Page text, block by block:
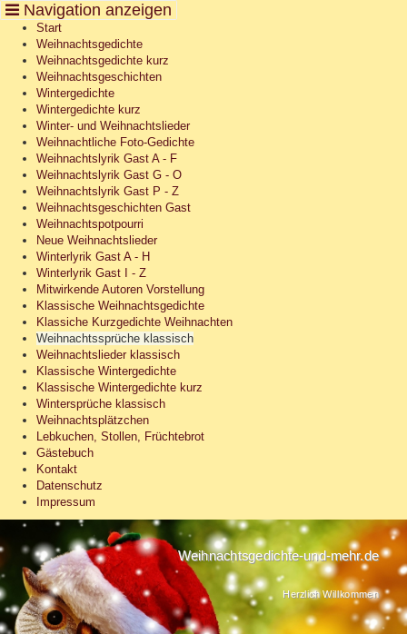
Start
Weihnachtsgedichte
Weihnachtsgedichte kurz
Weihnachtsgeschichten
Wintergedichte
Wintergedichte kurz
Winter- und Weihnachtslieder
Weihnachtliche Foto-Gedichte
Weihnachtslyrik Gast A - F
Weihnachtslyrik Gast G - O
Weihnachtslyrik Gast P - Z
Weihnachtsgeschichten Gast
Weihnachtspotpourri
Neue Weihnachtslieder
Winterlyrik Gast A - H
Winterlyrik Gast I - Z
Mitwirkende Autoren Vorstellung
Klassische Weihnachtsgedichte
Klassiche Kurzgedichte Weihnachten
Weihnachtssprüche klassisch
Weihnachtslieder klassisch
Klassische Wintergedichte
Klassische Wintergedichte kurz
Wintersprüche klassisch
Weihnachtsplätzchen
Lebkuchen, Stollen, Früchtebrot
Gästebuch
Kontakt
Datenschutz
Impressum
Weihnachtsgedichte-und-mehr.de
Herzlich Willkommen
Cookie-Einstellungen